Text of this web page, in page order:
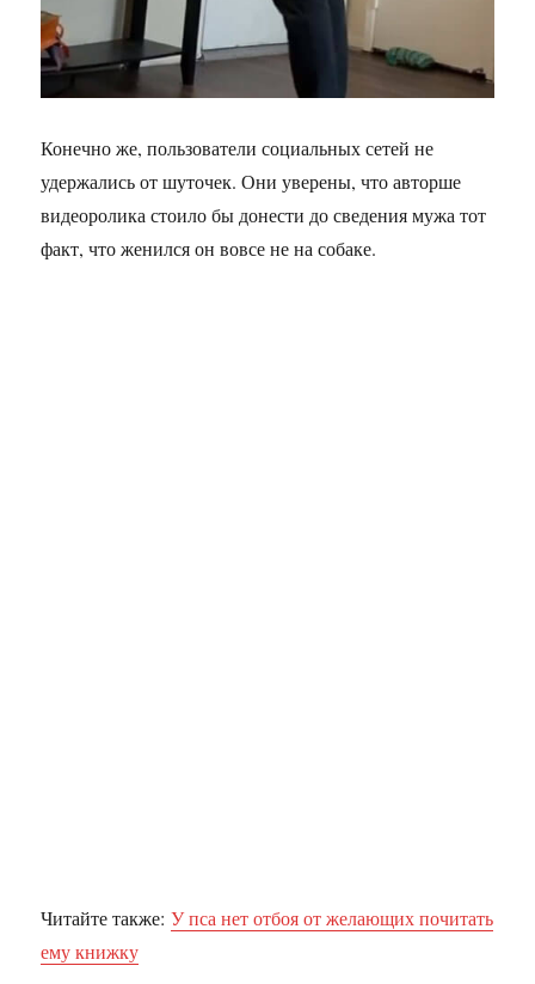
Конечно же, пользователи социальных сетей не
удержались от шуточек. Они уверены, что авторше
видеоролика стоило бы донести до сведения мужа тот
факт, что женился он вовсе не на собаке.
Читайте также:У пса нет отбоя от желающих почитать
ему книжку